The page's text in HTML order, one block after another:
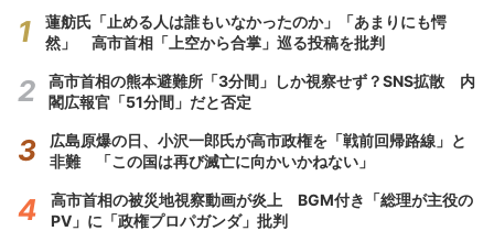
蓮舫氏「止める人は誰もいなかったのか」「あまりにも愕
然」 高市首相「上空から合掌」巡る投稿を批判
高市首相の熊本避難所「3分間」しか視察せず？SNS拡散 内
閣広報官「51分間」だと否定
広島原爆の日、小沢一郎氏が高市政権を「戦前回帰路線」と
非難 「この国は再び滅亡に向かいかねない」
高市首相の被災地視察動画が炎上 BGM付き「総理が主役の
PV」に「政権プロパガンダ」批判